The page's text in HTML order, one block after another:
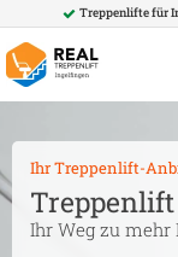
Treppenlifte für
Ihr Treppenlift-
Treppenlift
Ihr Weg zu